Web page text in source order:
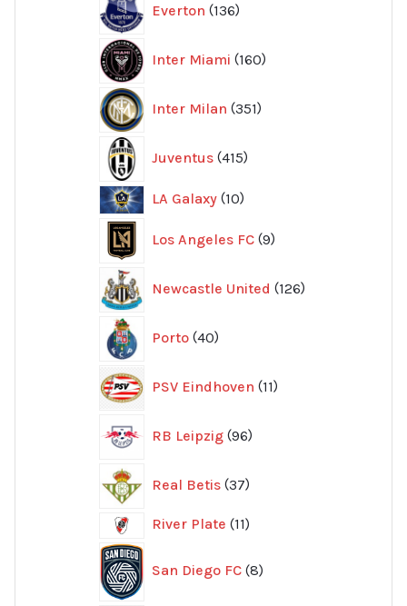
Everton 136
produkter
Inter Miami 160
produkter
Inter Milan 351
produkter
Juventus 415
produkter
LA Galaxy 1010
Los Angeles FC 9
produkter
Newcastle United 126
produkter
Porto 40
produkter
PSV Eindhoven 11
produkter
RB Leipzig 96
produkter
Real Betis 37
produkter
River Plate 1111
San Diego FC 8produkter